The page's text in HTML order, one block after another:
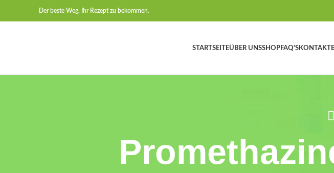
Der beste Weg, Ihr Rezept zu bekommen.
STARTSEITEÜBER UNSSHOPFAQ’SKONTAKT